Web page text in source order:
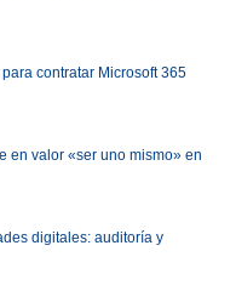
contratar Microsoft 365
en valor «ser uno mismo» en
digitales: auditoría y